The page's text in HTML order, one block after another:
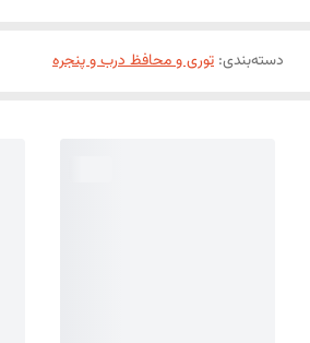
دسته‌بندی: توری و محافظ درب و پنجره